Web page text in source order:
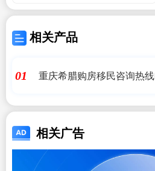
相关产品
01 重庆希腊购房移民咨询热
相关广告